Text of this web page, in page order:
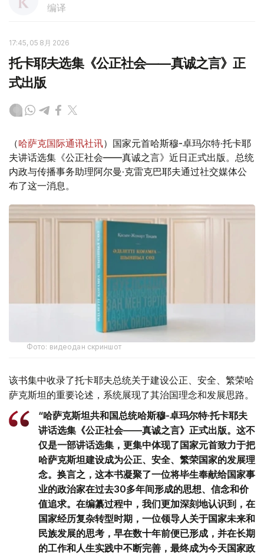
编译
17:45, 05 8月 2026
托卡耶夫选集《公正社会——真诚之言》正
式出版
（哈萨克国际通讯社讯）国家元首哈斯穆-卓玛尔特·托卡耶
夫讲话选集《公正社会——真诚之言》近日正式出版。总统
内政与传播事务助理阿尔曼·克雷克巴耶夫通过社交媒体公
布了这一消息。
Фото: видеодан скриншот
该书集中收录了托卡耶夫总统关于建设公正、安全、繁荣哈
萨克斯坦的重要论述，系统展现了其治国理念和发展思路。
“哈萨克斯坦共和国总统哈斯穆-卓玛尔特·托卡耶夫
讲话选集《公正社会——真诚之言》正式出版。这不
仅是一部讲话选集，更集中体现了国家元首致力于把
哈萨克斯坦建设成为公正、安全、繁荣国家的发展理
念。换言之，这本书凝聚了一位将毕生奉献给国家事
业的政治家在过去30多年间形成的思想、信念和价
值追求。在编纂过程中，我们更加深刻地认识到，在
国家经历复杂转型时期，一位领导人关于国家未来和
民族发展的思考，早在数十年前便已形成，并在长期
的工作和人生实践中不断完善，最终成为今天国家政